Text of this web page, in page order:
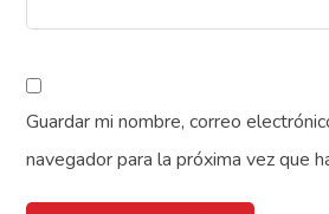
Guardar mi nombre, correo
navegador para la próxima vez que